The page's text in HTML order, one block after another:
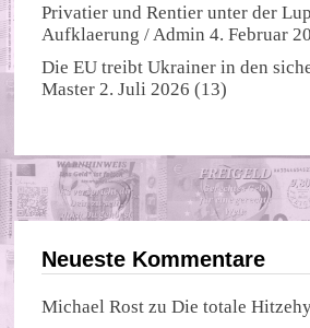
Privatier und Rentier unter der
Aufklaerung / Admin 4. Februar
Die EU treibt Ukrainer in den
Master 2. Juli 2026 (13)
Neueste Kommentare
Michael Rost zuDie totale